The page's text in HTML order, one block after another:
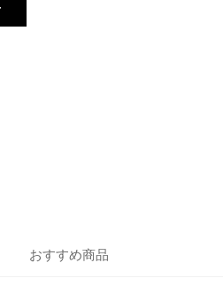
おすすめ商品